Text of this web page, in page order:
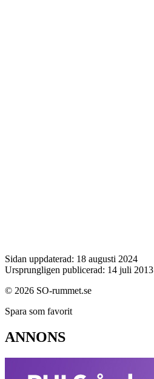
Sidan uppdaterad: 18 augusti 2024
Ursprungligen publicerad: 14 juli 2013
© 2026 SO-rummet.se
Spara som favorit
ANNONS